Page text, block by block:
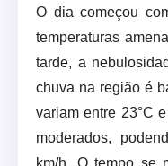
O dia começou
temperaturas
tarde, a
chuva na região é
variam entre 23°C
moderados,